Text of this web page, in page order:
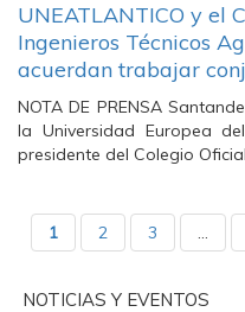
UNEATLANTICO y el
Ingenieros Técnicos
acuerdan trabajar
NOTA DE PRENSA
la Universidad Europea
presidente del Colegio
1 2 3 …
NOTICIAS Y EVENTOS